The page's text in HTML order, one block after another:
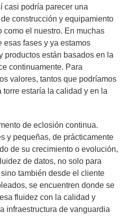
casi podría parecer una
construcción y equipamiento
el nuestro. En muchas
esas fases y ya estamos
productos están basados en la
continuamente. Para
valores, tantos que podríamos
estaría la calidad y en la
de eclosión continua.
y pequeñas, de prácticamente
de su crecimiento o evolución,
de datos, no solo para
también desde el cliente
se encuentren donde se
fluidez con la calidad y
infraestructura de vanguardia